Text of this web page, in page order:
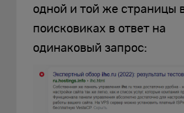
одной и той же страницы
поисковиках в ответ на
одинаковый запрос: